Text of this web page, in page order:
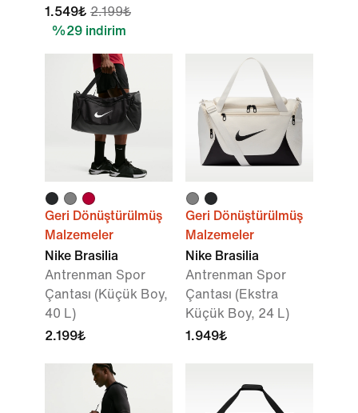
1.549₺ 2.199₺
%29 indirim
Geri Dönüştürülmüş
Malzemeler
Nike Brasilia
Antrenman Spor
Çantası (Küçük Boy,
40 L)
2.199₺
Geri Dönüştürülmüş
Malzemeler
Nike Brasilia
Antrenman Spor
Çantası (Ekstra
Küçük Boy, 24 L)
1.949₺